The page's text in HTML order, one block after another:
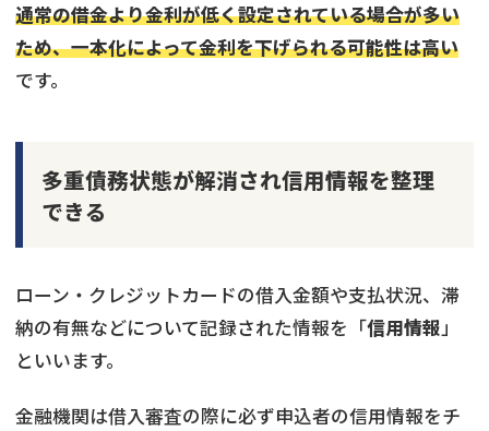
通常の借金より金利が低く設定されている場合が多い
ため、一本化によって金利を下げられる可能性は高い
です。
多重債務状態が解消され信用情報を整理
できる
ローン・クレジットカードの借入金額や支払状況、滞
納の有無などについて記録された情報を「信用情報」
といいます。
金融機関は借入審査の際に必ず申込者の信用情報をチ